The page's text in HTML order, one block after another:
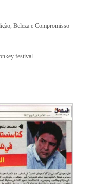
Beleza e Compromisso
festival